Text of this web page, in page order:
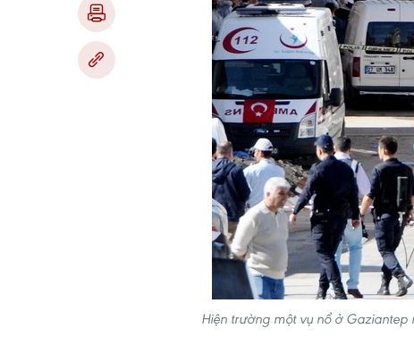
Hiện trường một vụ nổ ở Gaziantep